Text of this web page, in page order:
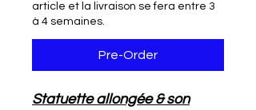
article et la livraison se fera entre 3
à 4 semaines.
Pre-Order
Statuette allongée & son